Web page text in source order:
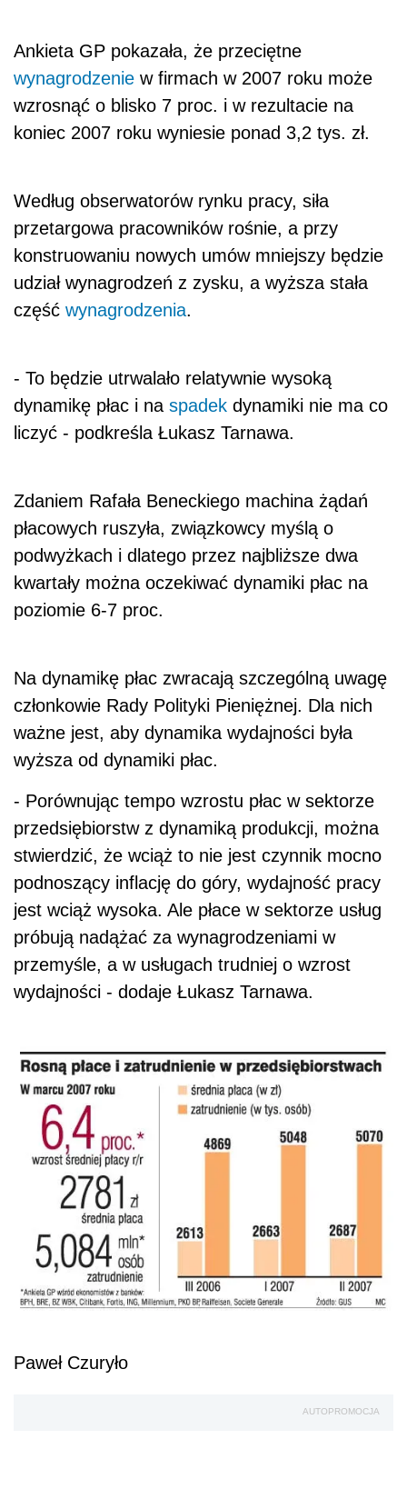
Ankieta GP pokazała, że przeciętne
wynagrodzenie w firmach w 2007 roku może
wzrosnąć o blisko 7 proc. i w rezultacie na
koniec 2007 roku wyniesie ponad 3,2 tys. zł.
Według obserwatorów rynku pracy, siła
przetargowa pracowników rośnie, a przy
konstruowaniu nowych umów mniejszy będzie
udział wynagrodzeń z zysku, a wyższa stała
część wynagrodzenia.
- To będzie utrwalało relatywnie wysoką
dynamikę płac i na spadek dynamiki nie ma co
liczyć - podkreśla Łukasz Tarnawa.
Zdaniem Rafała Beneckiego machina żądań
płacowych ruszyła, związkowcy myślą o
podwyżkach i dlatego przez najbliższe dwa
kwartały można oczekiwać dynamiki płac na
poziomie 6-7 proc.
Na dynamikę płac zwracają szczególną uwagę
członkowie Rady Polityki Pieniężnej. Dla nich
ważne jest, aby dynamika wydajności była
wyższa od dynamiki płac.
- Porównując tempo wzrostu płac w sektorze
przedsiębiorstw z dynamiką produkcji, można
stwierdzić, że wciąż to nie jest czynnik mocno
podnoszący inflację do góry, wydajność pracy
jest wciąż wysoka. Ale płace w sektorze usług
próbują nadążać za wynagrodzeniami w
przemyśle, a w usługach trudniej o wzrost
wydajności - dodaje Łukasz Tarnawa.
Paweł Czuryło
AUTOPROMOCJA